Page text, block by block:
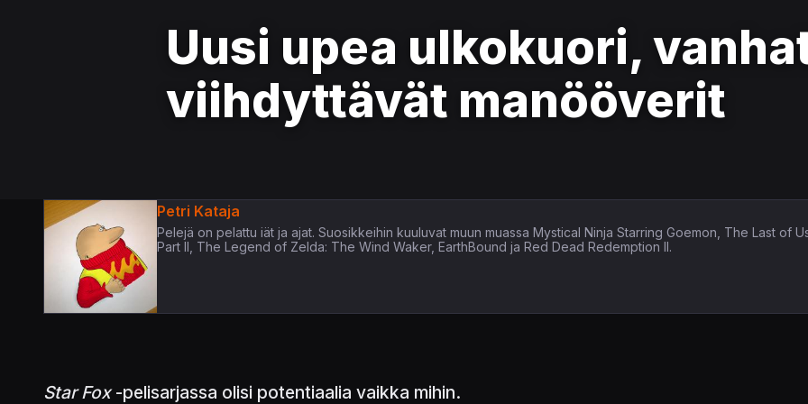
Uusi upea ulkokuori,
viihdyttävät manööverit
Petri Kataja
Pelejä on pelattu iät ja ajat. Suosikkeihin kuuluvat muun muassa Mystical Ninja Starring Goemon, The Last of
Part II, The Legend of Zelda: The Wind Waker, EarthBound ja Red Dead Redemption II.
Star Fox-pelisarjassa olisi potentiaalia vaikka mihin.